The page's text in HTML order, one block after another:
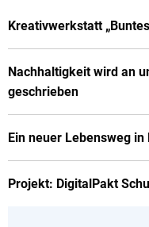
Kreativwerkstatt
Nachhaltigkeit wird an
geschrieben
Ein neuer Lebensweg
Projekt: DigitalPakt